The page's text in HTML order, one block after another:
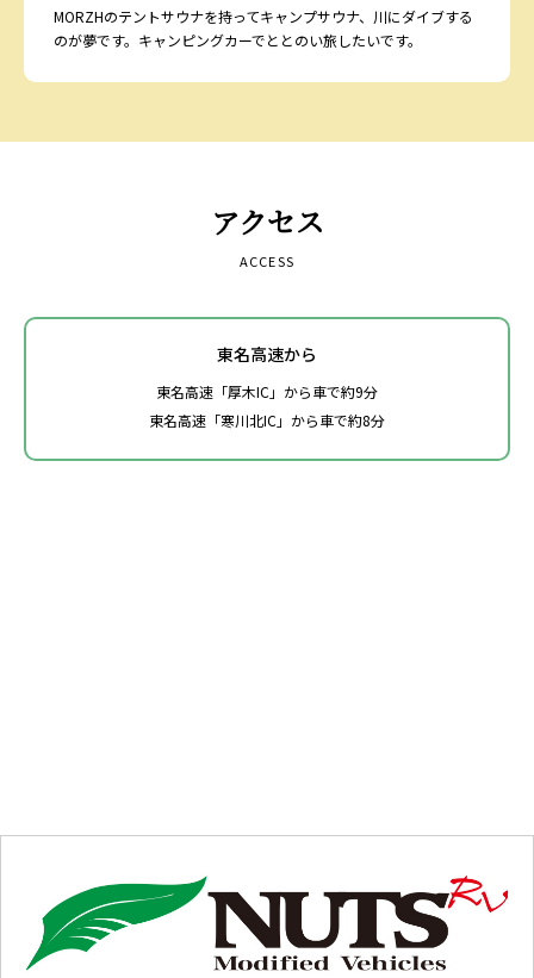
MORZHのテントサウナを持ってキャンプサウナ、川にダイブする
のが夢です。キャンピングカーでととのい旅したいです。
アクセス
ACCESS
東名高速から
東名高速「厚木IC」から車で約9分
東名高速「寒川北IC」から車で約8分